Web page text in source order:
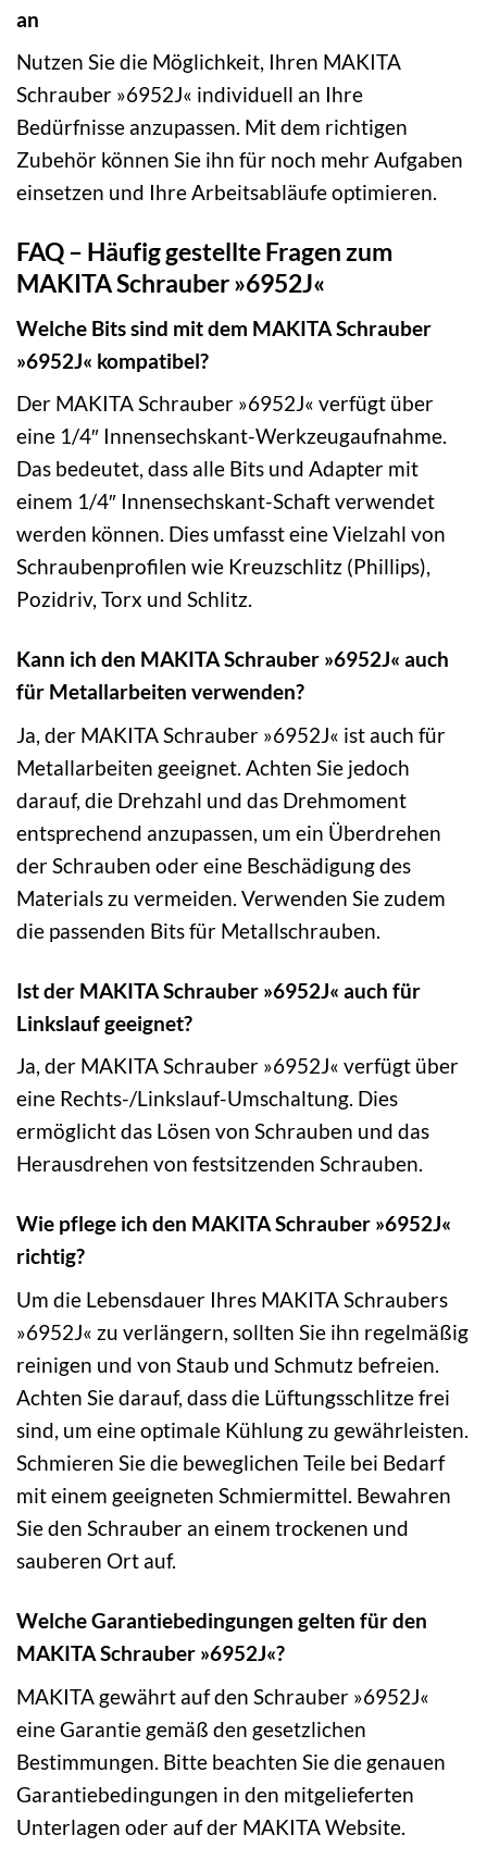
an
Nutzen Sie die Möglichkeit, Ihren MAKITA
Schrauber »6952J« individuell an Ihre
Bedürfnisse anzupassen. Mit dem richtigen
Zubehör können Sie ihn für noch mehr Aufgaben
einsetzen und Ihre Arbeitsabläufe optimieren.
FAQ – Häufig gestellte Fragen zum
MAKITA Schrauber »6952J«
Welche Bits sind mit dem MAKITA Schrauber
»6952J« kompatibel?
Der MAKITA Schrauber »6952J« verfügt über
eine 1/4″ Innensechskant-Werkzeugaufnahme.
Das bedeutet, dass alle Bits und Adapter mit
einem 1/4″ Innensechskant-Schaft verwendet
werden können. Dies umfasst eine Vielzahl von
Schraubenprofilen wie Kreuzschlitz (Phillips),
Pozidriv, Torx und Schlitz.
Kann ich den MAKITA Schrauber »6952J« auch
für Metallarbeiten verwenden?
Ja, der MAKITA Schrauber »6952J« ist auch für
Metallarbeiten geeignet. Achten Sie jedoch
darauf, die Drehzahl und das Drehmoment
entsprechend anzupassen, um ein Überdrehen
der Schrauben oder eine Beschädigung des
Materials zu vermeiden. Verwenden Sie zudem
die passenden Bits für Metallschrauben.
Ist der MAKITA Schrauber »6952J« auch für
Linkslauf geeignet?
Ja, der MAKITA Schrauber »6952J« verfügt über
eine Rechts-/Linkslauf-Umschaltung. Dies
ermöglicht das Lösen von Schrauben und das
Herausdrehen von festsitzenden Schrauben.
Wie pflege ich den MAKITA Schrauber »6952J«
richtig?
Um die Lebensdauer Ihres MAKITA Schraubers
»6952J« zu verlängern, sollten Sie ihn regelmäßig
reinigen und von Staub und Schmutz befreien.
Achten Sie darauf, dass die Lüftungsschlitze frei
sind, um eine optimale Kühlung zu gewährleisten.
Schmieren Sie die beweglichen Teile bei Bedarf
mit einem geeigneten Schmiermittel. Bewahren
Sie den Schrauber an einem trockenen und
sauberen Ort auf.
Welche Garantiebedingungen gelten für den
MAKITA Schrauber »6952J«?
MAKITA gewährt auf den Schrauber »6952J«
eine Garantie gemäß den gesetzlichen
Bestimmungen. Bitte beachten Sie die genauen
Garantiebedingungen in den mitgelieferten
Unterlagen oder auf der MAKITA Website.